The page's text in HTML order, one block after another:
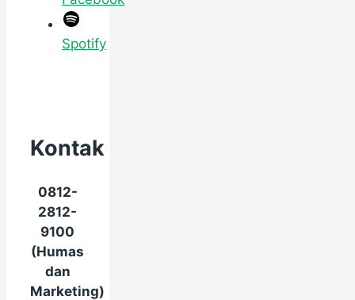
Spotify
Kontak
0812-
2812-
9100
(Humas
dan
Marketing)